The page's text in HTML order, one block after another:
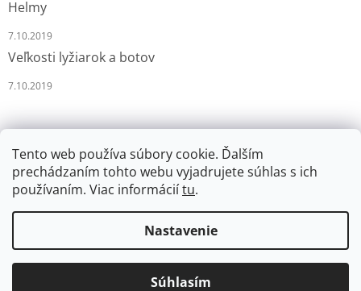
Tento web používa súbory cookie. Ďalším
prechádzaním tohto webu vyjadrujete súhlas s ich
používaním. Viac informáciítu.
Nastavenie
Súhlasím
Helmy
7.10.2019
Veľkosti lyžiarok a botov
7.10.2019
Copyright 2026LYŽÁRNA-BRUSLÁRNA. Všetky práva
vyhradené.